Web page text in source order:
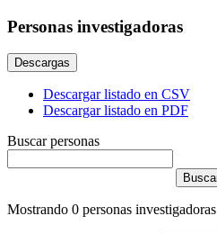
Personas investigadoras
Descargas
Descargar listado en CSV
Descargar listado en PDF
Buscar personas
Mostrando 0 personas investigadoras